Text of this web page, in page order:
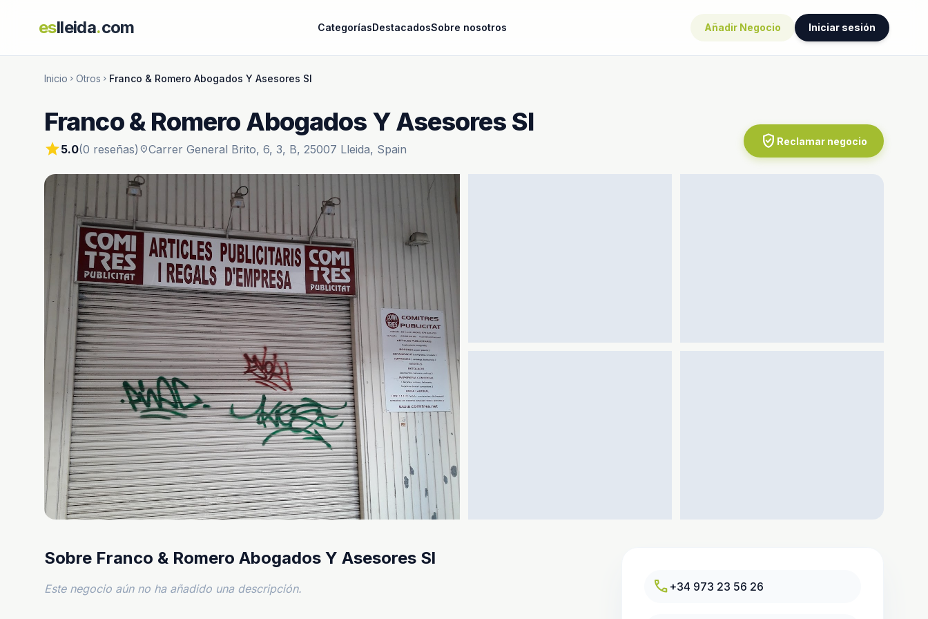
eslleida.com CategoríasDestacadosSobre nosotros Añadir Negocio Iniciar sesión
Inicio chevron_right Otros chevron_right Franco & Romero Abogados Y Asesores Sl
Franco & Romero Abogados Y Asesores Sl
star5.0(0 reseñas) location_onCarrer General Brito, 6, 3, B, 25007 Lleida, Spain verified_user Reclamar negocio
Sobre Franco & Romero Abogados Y Asesores Sl
Este negocio aún no ha añadido una descripción. call +34 973 23 56 26